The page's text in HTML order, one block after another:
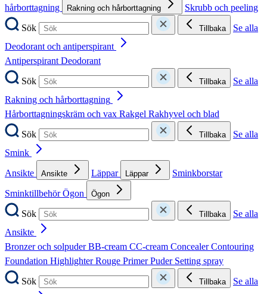
hårborttagning
Rakning och hårborttagning
Skrubb och peeling
Sök
Tillbaka
Se alla
Deodorant och antiperspirant
AntiperspirantDeodorant
Sök
Tillbaka
Se alla
Rakning och hårborttagning
Hårborttagningskräm och vax Rakgel Rakhyvel och blad
Sök
Tillbaka
Se alla
Smink
Ansikte
Ansikte Läppar Läppar
Sminkborstar
SminktillbehörÖgon Ögon
Sök Tillbaka
Se alla
Ansikte
Bronzer och solpuderBB-cream CC-cream ConcealerContouring
Foundation HighlighterRouge PrimerPuder Setting spray
Sök
Tillbaka
Se alla